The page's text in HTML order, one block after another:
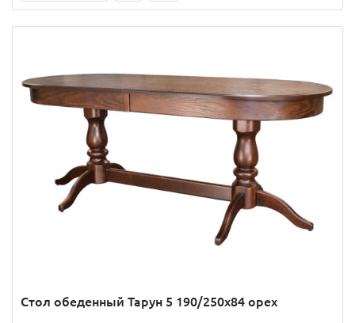
Стол обеденный Тарун 5 190/250х84 орех